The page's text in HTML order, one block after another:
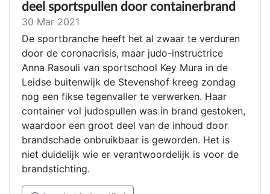
deel sportspullen door containerbrand
30 Mar 2021
De sportbranche heeft het al zwaar te verduren
door de coronacrisis, maar judo-instructrice
Anna Rasouli van sportschool Key Mura in de
Leidse buitenwijk de Stevenshof kreeg zondag
nog een fikse tegenvaller te verwerken. Haar
container vol judospullen was in brand gestoken,
waardoor een groot deel van de inhoud door
brandschade onbruikbaar is geworden. Het is
niet duidelijk wie er verantwoordelijk is voor de
brandstichting.